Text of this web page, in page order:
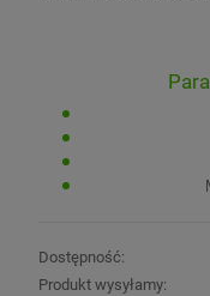
Dostępność:
Produkt wysyłamy: